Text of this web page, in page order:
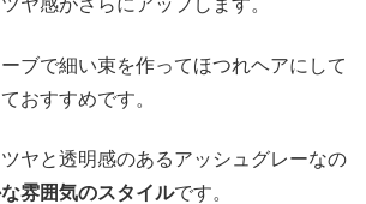
ヤ感がさらにアップします。
ブで細い束を作ってほつれヘアにして
おすすめです。
ヤと透明感のあるアッシュグレーなの
雰囲気のスタイルです。